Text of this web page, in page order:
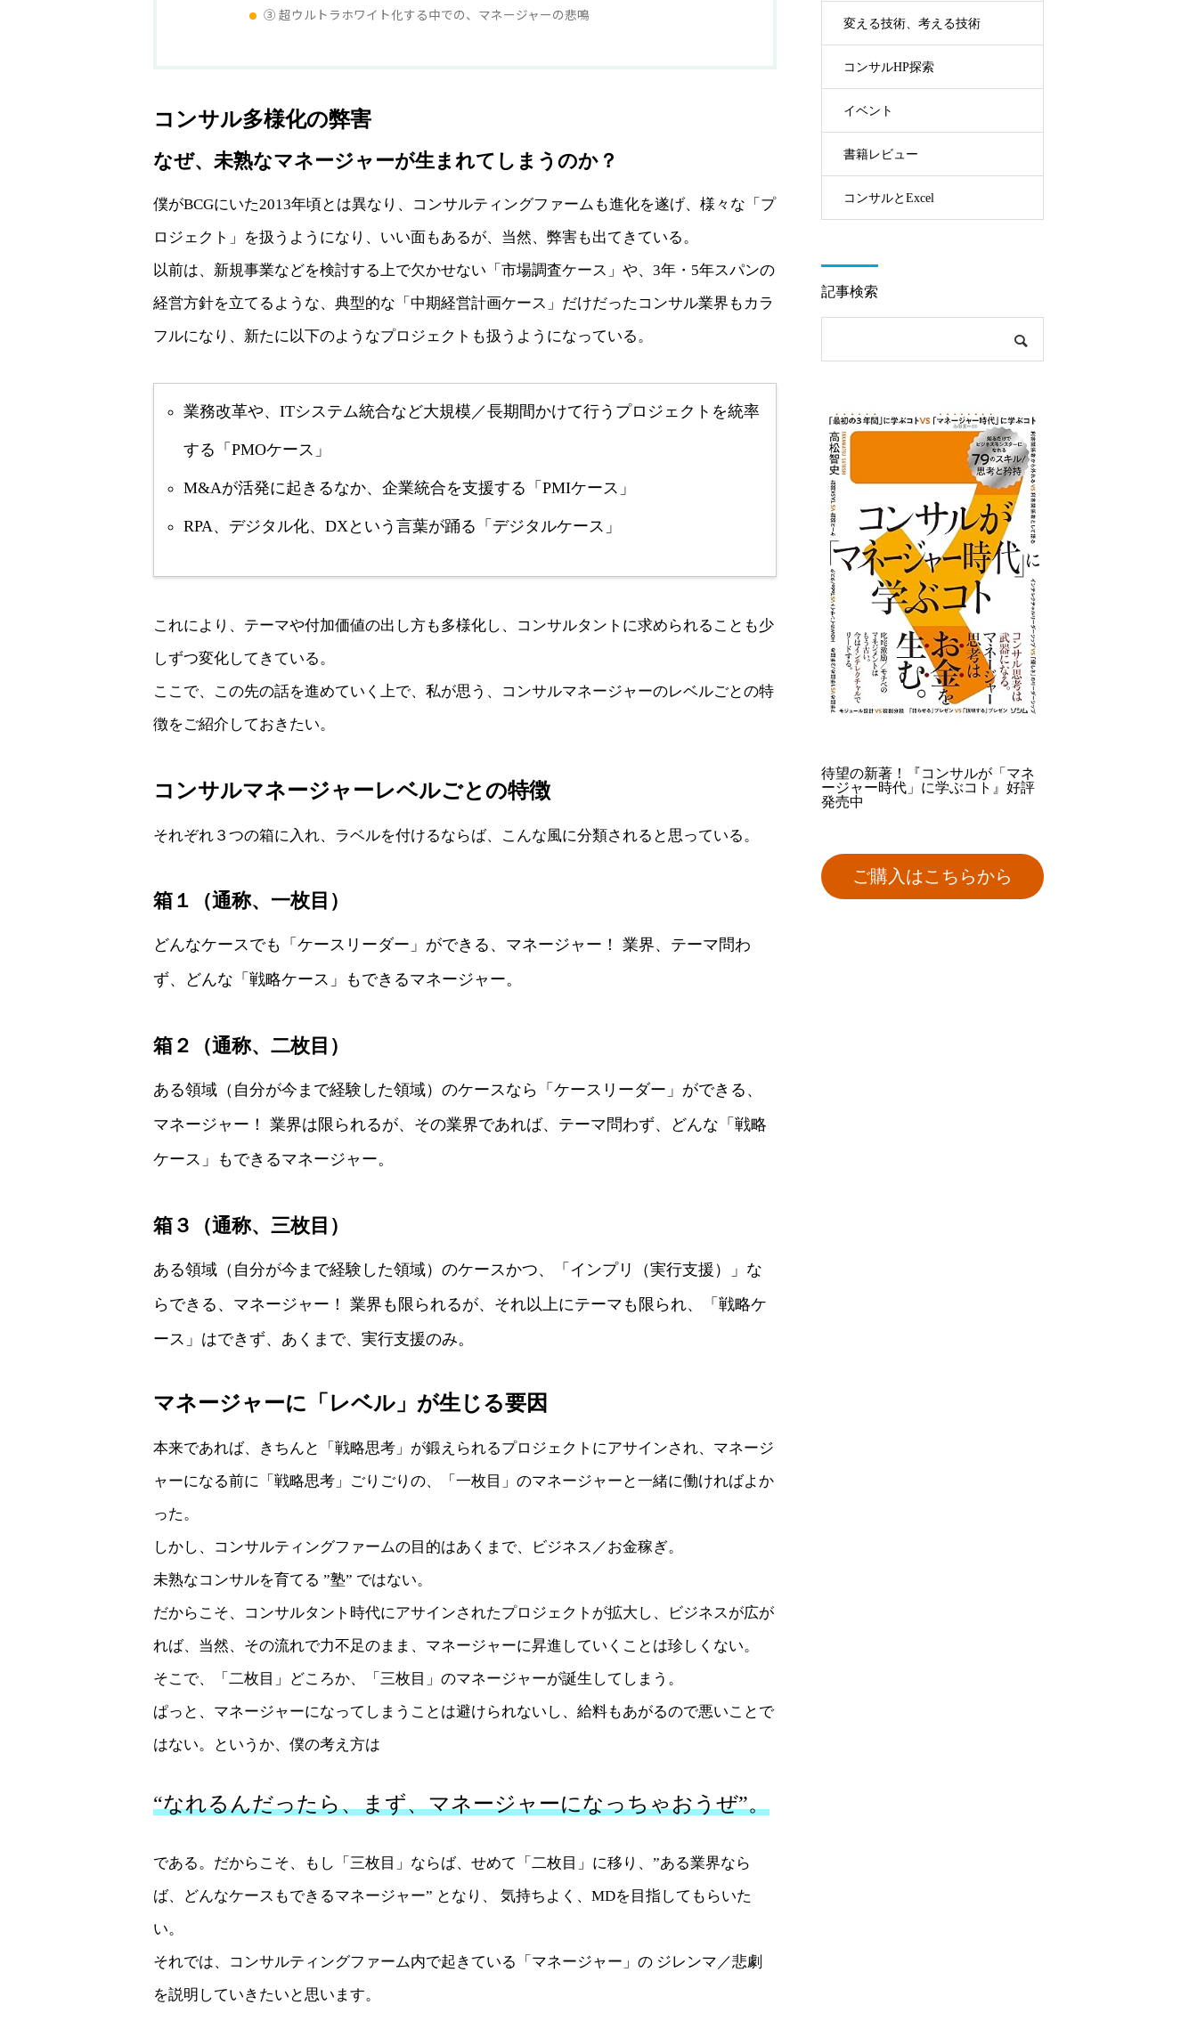
③ 超ウルトラホワイト化する中での、マネージャーの悲鳴
コンサル多様化の弊害
なぜ、未熟なマネージャーが生まれてしまうのか？
僕がBCGにいた2013年頃とは異なり、コンサルティングファームも進化を遂げ、様々な「プ
ロジェクト」を扱うようになり、いい面もあるが、当然、弊害も出てきている。
以前は、新規事業などを検討する上で欠かせない「市場調査ケース」や、3年・5年スパンの
経営方針を立てるような、典型的な「中期経営計画ケース」だけだったコンサル業界もカラ
フルになり、新たに以下のようなプロジェクトも扱うようになっている。
業務改革や、ITシステム統合など大規模／長期間かけて行うプロジェクトを統率
する「PMOケース」
M&Aが活発に起きるなか、企業統合を支援する「PMIケース」
RPA、デジタル化、DXという言葉が踊る「デジタルケース」
これにより、テーマや付加価値の出し方も多様化し、コンサルタントに求められることも少
しずつ変化してきている。
ここで、この先の話を進めていく上で、私が思う、コンサルマネージャーのレベルごとの特
徴をご紹介しておきたい。
コンサルマネージャーレベルごとの特徴
それぞれ３つの箱に入れ、ラベルを付けるならば、こんな風に分類されると思っている。
箱１（通称、一枚目）
どんなケースでも「ケースリーダー」ができる、マネージャー！ 業界、テーマ問わ
ず、どんな「戦略ケース」もできるマネージャー。
箱２（通称、二枚目）
ある領域（自分が今まで経験した領域）のケースなら「ケースリーダー」ができる、
マネージャー！ 業界は限られるが、その業界であれば、テーマ問わず、どんな「戦略
ケース」もできるマネージャー。
箱３（通称、三枚目）
ある領域（自分が今まで経験した領域）のケースかつ、「インプリ（実行支援）」な
らできる、マネージャー！ 業界も限られるが、それ以上にテーマも限られ、「戦略ケ
ース」はできず、あくまで、実行支援のみ。
マネージャーに「レベル」が生じる要因
本来であれば、きちんと「戦略思考」が鍛えられるプロジェクトにアサインされ、マネージ
ャーになる前に「戦略思考」ごりごりの、「一枚目」のマネージャーと一緒に働ければよか
った。
しかし、コンサルティングファームの目的はあくまで、ビジネス／お金稼ぎ。
未熟なコンサルを育てる ”塾” ではない。
だからこそ、コンサルタント時代にアサインされたプロジェクトが拡大し、ビジネスが広が
れば、当然、その流れで力不足のまま、マネージャーに昇進していくことは珍しくない。
そこで、「二枚目」どころか、「三枚目」のマネージャーが誕生してしまう。
ぱっと、マネージャーになってしまうことは避けられないし、給料もあがるので悪いことで
はない。というか、僕の考え方は
“なれるんだったら、まず、マネージャーになっちゃおうぜ”。
である。だからこそ、もし「三枚目」ならば、せめて「二枚目」に移り、”ある業界なら
ば、どんなケースもできるマネージャー” となり、 気持ちよく、MDを目指してもらいた
い。
それでは、コンサルティングファーム内で起きている「マネージャー」の ジレンマ／悲劇
を説明していきたいと思います。
変える技術、考える技術
コンサルHP探索
イベント
書籍レビュー
コンサルとExcel
記事検索
待望の新著！『コンサルが「マネ
ージャー時代」に学ぶコト』好評
発売中
ご購入はこちらから